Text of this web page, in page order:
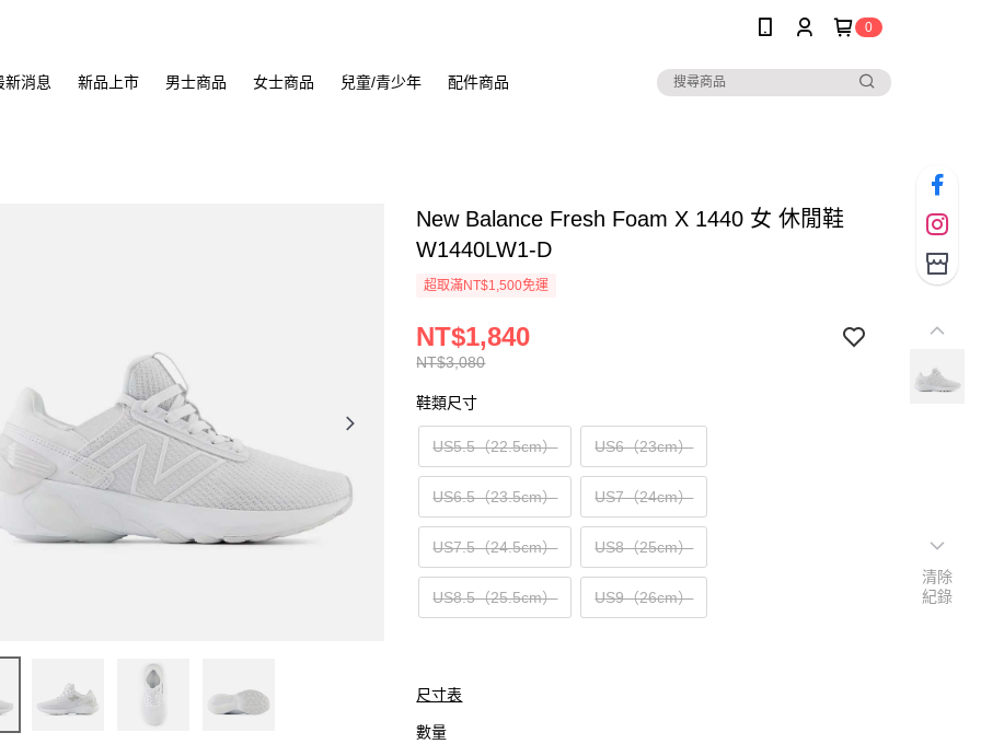
0
新消息 新品上市 男士商品 女士商品 兒童/青少年 配件商品
New Balance Fresh Foam X 1440 女 休閒鞋
W1440LW1-D
超取滿NT$1,500免運
NT$3,080
NT$1,840
鞋類尺寸
US5.5（22.5cm） US6（23cm）
US6.5（23.5cm） US7（24cm）
US7.5（24.5cm） US8（25cm）
US8.5（25.5cm） US9（26cm）
尺寸表
數量
清除
紀錄